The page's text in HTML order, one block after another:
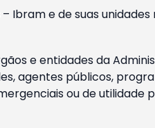
Ibram e de suas
e entidades da
agentes públicos,
ou de utilidade